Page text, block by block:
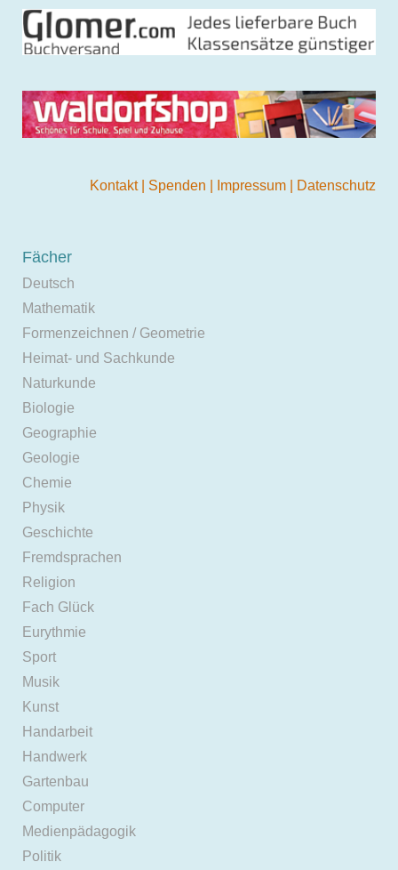
Kontakt Spenden Impressum Datenschutz
Fächer
Deutsch
Mathematik
Formenzeichnen / Geometrie
Heimat- und Sachkunde
Naturkunde
Biologie
Geographie
Geologie
Chemie
Physik
Geschichte
Fremdsprachen
Religion
Fach Glück
Eurythmie
Sport
Musik
Kunst
Handarbeit
Handwerk
Gartenbau
Computer
Medienpädagogik
Politik